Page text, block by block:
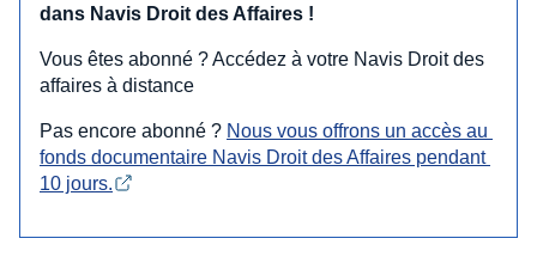
dans Navis Droit des Affaires !
Vous êtes abonné ? Accédez à votre Navis Droit des
affaires à distance
Pas encore abonné ? Nous vous offrons un accès au
fonds documentaire Navis Droit des Affaires pendant
10 jours.